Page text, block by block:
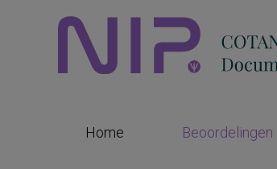
Home Beoordelingen